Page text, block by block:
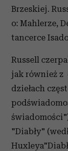
Brzeskiej.
o: Mahlerze,
tancerce
Russell
jak również z
dziełach
"Diabły"